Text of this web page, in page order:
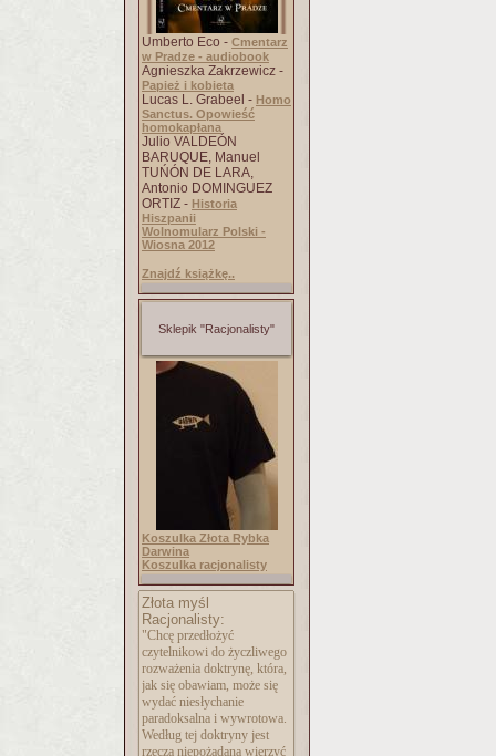
Umberto Eco - Cmentarz
w Pradze - audiobook
Agnieszka Zakrzewicz -
Papież i kobieta
Lucas L. Grabeel - Homo
Sanctus. Opowieść
homokapłana
Julio VALDEÓN
BARUQUE, Manuel
TUŃÓN DE LARA,
Antonio DOMINGUEZ
ORTIZ - Historia
Hiszpanii
Wolnomularz Polski -
Wiosna 2012
Znajdź książkę..
Sklepik "Racjonalisty"
Koszulka Złota Rybka
Darwina
Koszulka racjonalisty
Złota myśl
Racjonalisty:
"Chcę przedłożyć
czytelnikowi do życzliwego
rozważenia doktrynę, która,
jak się obawiam, może się
wydać niesłychanie
paradoksalna i wywrotowa.
Według tej doktryny jest
rzeczą niepożądaną wierzyć